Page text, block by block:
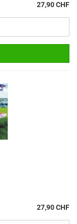
27,90 CHF
27,90 CHF